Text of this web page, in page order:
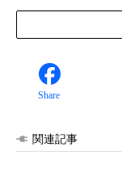
Share
関連記事